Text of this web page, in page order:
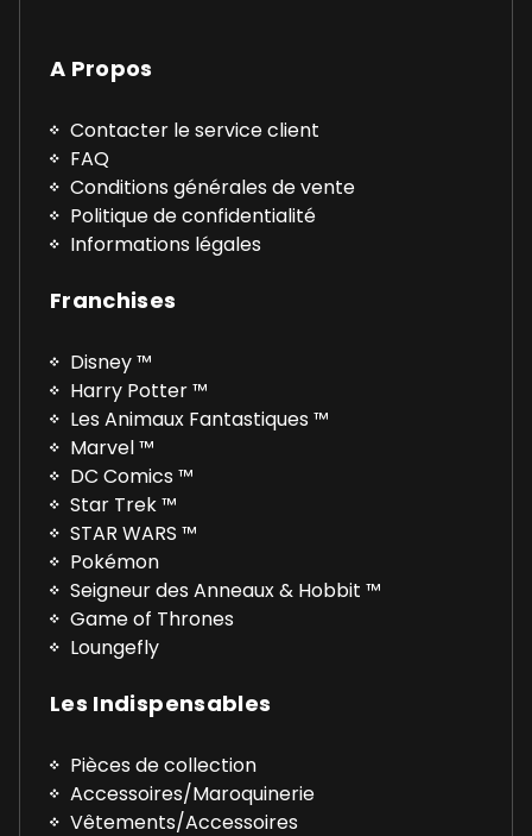
A Propos
Contacter le service client
FAQ
Conditions générales de vente
Politique de confidentialité
Informations légales
Franchises
Disney ™
Harry Potter ™
Les Animaux Fantastiques ™
Marvel ™
DC Comics ™
Star Trek ™
STAR WARS ™
Pokémon
Seigneur des Anneaux & Hobbit ™
Game of Thrones
Loungefly
Les Indispensables
Pièces de collection
Accessoires/Maroquinerie
Vêtements/Accessoires